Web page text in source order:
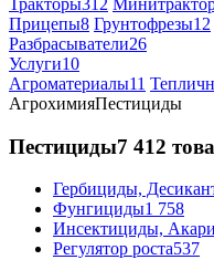
Прицепы8 Грунтофрезы12
Разбрасыватели26
Услуги10
Агроматериалы11
АгрохимияПестициды
Пестициды7 412
Гербициды,
Фунгициды1 758
Инсектициды,
Регулятор роста537